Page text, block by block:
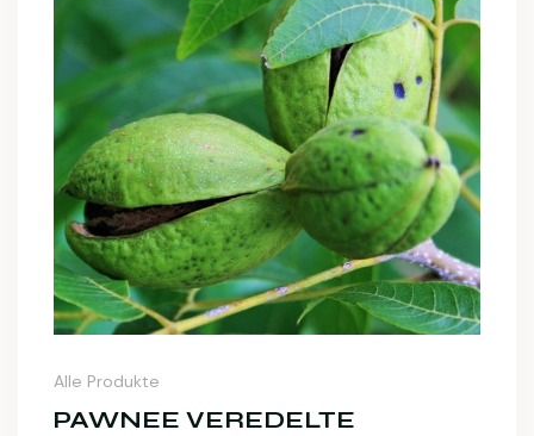
Alle Produkte
PAWNEE VEREDELTE